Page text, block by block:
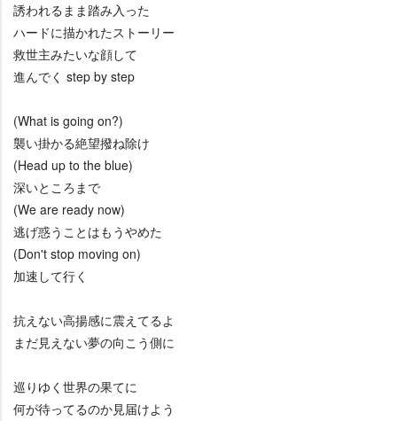
誘われるまま踏み入った
ハードに描かれたストーリー
救世主みたいな顔して
進んでく step by step
(What is going on?)
襲い掛かる絶望撥ね除け
(Head up to the blue)
深いところまで
(We are ready now)
逃げ惑うことはもうやめた
(Don't stop moving on)
加速して行く
抗えない高揚感に震えてるよ
まだ見えない夢の向こう側に
巡りゆく世界の果てに
何が待ってるのか見届けよう